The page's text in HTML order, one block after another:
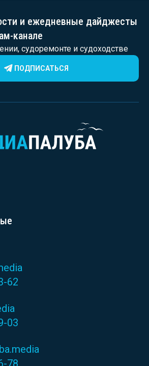
и ежедневные дайджесты
канале
судоремонте и судоходстве
ПОДПИСАТЬСЯ
62
03